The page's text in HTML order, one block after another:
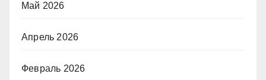
Май 2026
Апрель 2026
Февраль 2026